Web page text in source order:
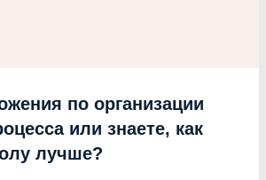
по организации
или знаете, как
лучше?